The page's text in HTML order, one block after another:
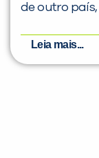
de outro país,
Leia mais...